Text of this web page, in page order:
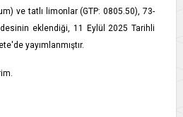
ve tatlı limonlar (GTP: 0805.50), 73-
eklendiği, 11 Eylül 2025 Tarihli
yayımlanmıştır.